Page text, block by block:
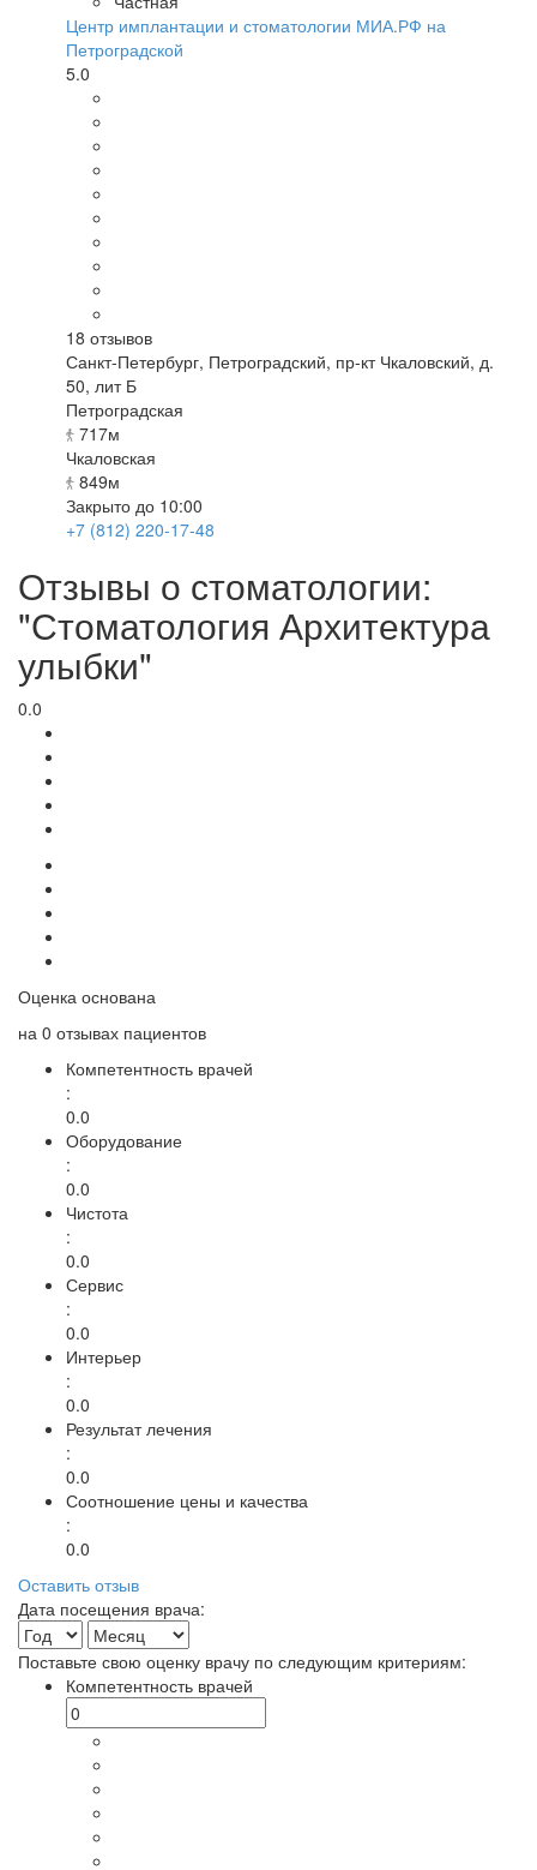
Центр имплантации и стоматологии МИА.РФ на
Петроградской
5.0
18 отзывов
Санкт-Петербург, Петроградский, пр-кт Чкаловский, д.
50, лит Б
Петроградская
717м
Чкаловская
849м
Закрыто до 10:00
+7 (812) 220-17-48
Отзывы о стоматологии:
"Стоматология Архитектура
улыбки"
0.0
Оценка основана
на 0 отзывах пациентов
Компетентность врачей
:
0.0
Оборудование
:
0.0
Чистота
:
0.0
Сервис
:
0.0
Интерьер
:
0.0
Результат лечения
:
0.0
Соотношение цены и качества
:
0.0
Оставить отзыв
Дата посещения врача:
Поставьте свою оценку врачу по следующим критериям:
Компетентность врачей